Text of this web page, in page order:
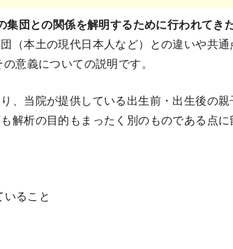
団との関係を解明するために行われてき
（本土の現代日本人など）との違いや共
意義についての説明です。
、当院が提供している出生前・出生後の
析の目的もまったく別のものである点に
ること